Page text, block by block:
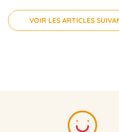
VOIR LES ARTICLES